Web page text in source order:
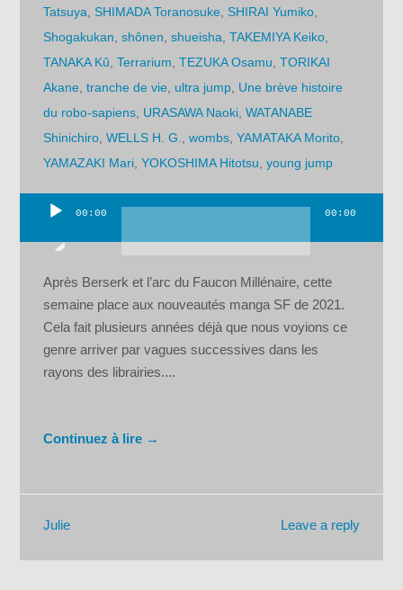
Tatsuya ,SHIMADA Toranosuke ,SHIRAI Yumiko
Shogakukan ,shônen ,shueisha ,TAKEMIYA Keiko
TANAKA Kû ,Terrarium ,TEZUKA Osamu ,TORIKAI
Akane ,tranche de vie ultra jump Une brève histoire
du robo-sapiens URASAWA Naoki ,WATANABE
Shinichiro ,WELLS H. G. ,wombs ,YAMATAKA Morito
YAMAZAKI Mari ,YOKOSHIMA Hitotsu ,young jump
00:00 00:00
Après Berserk et l’arc du Faucon Millénaire, cette
semaine place aux nouveautés manga SF de 2021.
Cela fait plusieurs années déjà que nous voyions ce
genre arriver par vagues successives dans les
rayons des librairies....
Continuez à lire →
Leave a reply
Julie